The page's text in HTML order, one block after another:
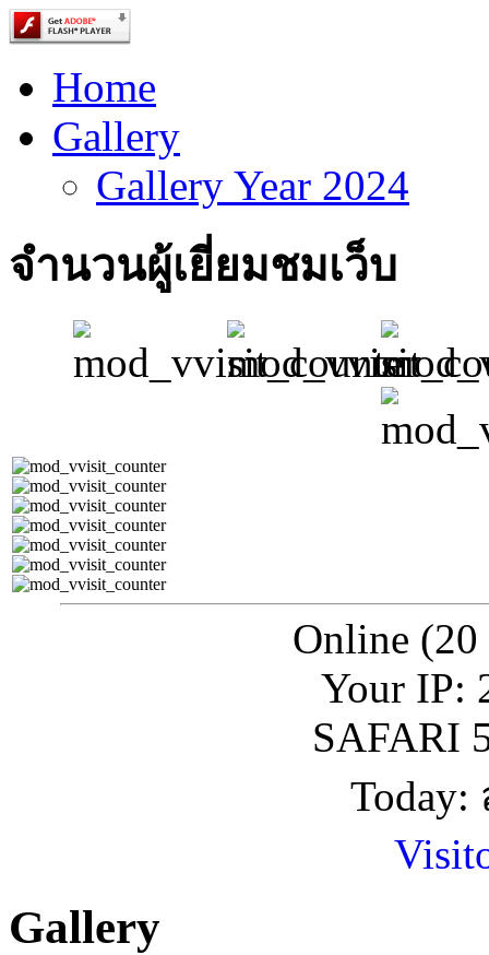
Home
Gallery
Gallery Year 2024
จำนวนผู้เยี่ยมชมเว็บ
Online (20
Your IP:
SAFARI
Today:
Gallery